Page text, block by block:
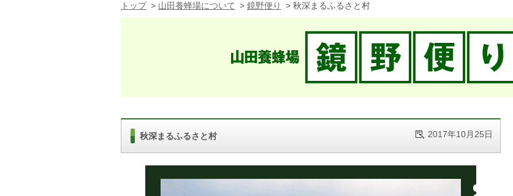
トップ > 山田養蜂場について > 鏡野便り > 秋深まるふるさと村
秋深まるふるさと村 2017年10月25日